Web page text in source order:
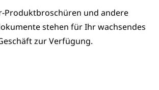
Produktbroschüren und andere
stehen für Ihr wachsendes
zur Verfügung.